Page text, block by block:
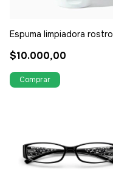
Espuma limpiadora rostro
$10.000,00